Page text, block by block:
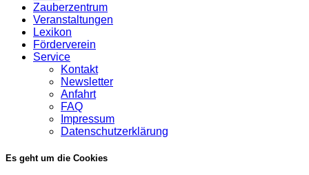
Zauberzentrum
Veranstaltungen
Lexikon
Förderverein
Service
Kontakt
Newsletter
Anfahrt
FAQ
Impressum
Datenschutzerklärung
Es geht um die Cookies